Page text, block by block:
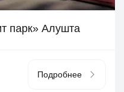
парк» Алушта
Подробнее